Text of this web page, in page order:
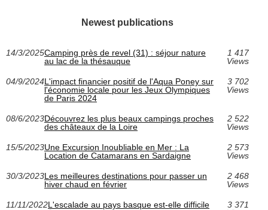
Newest publications
14/3/2025Camping près de revel (31) : séjour nature
au lac de la thésauque
1 417
Views
04/9/2024L'impact financier positif de l'Aqua Poney sur
l'économie locale pour les Jeux Olympiques
de Paris 2024
3 702
Views
08/6/2023Découvrez les plus beaux campings proches
des châteaux de la Loire
2 522
Views
15/5/2023Une Excursion Inoubliable en Mer : La
Location de Catamarans en Sardaigne
2 573
Views
30/3/2023Les meilleures destinations pour passer un
hiver chaud en février
2 468
Views
11/11/2022L'escalade au pays basque est-elle difficile
3 371